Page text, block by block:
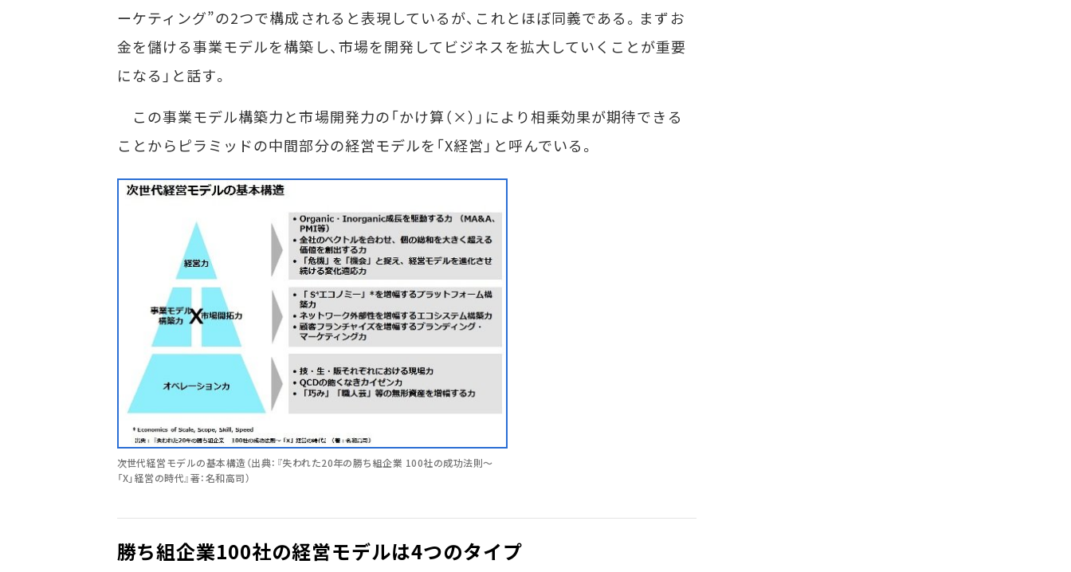
ーケティング”の2つで構成されると表現しているが、これとほぼ同義である。まずお
金を儲ける事業モデルを構築し、市場を開発してビジネスを拡大していくことが重要
になる」と話す。
この事業モデル構築力と市場開発力の「かけ算（×）」により相乗効果が期待できる
ことからピラミッドの中間部分の経営モデルを「X経営」と呼んでいる。
次世代経営モデルの基本構造（出典：『失われた20年の勝ち組企業 100社の成功法則～
「X」経営の時代』著：名和高司）
勝ち組企業100社の経営モデルは4つのタイプ